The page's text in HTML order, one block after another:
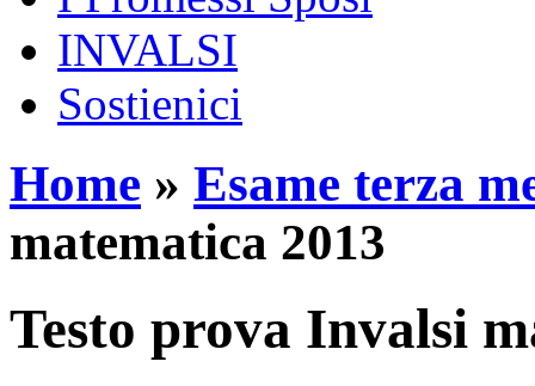
INVALSI
Sostienici
Home » Esame terza
matematica 2013
Testo prova Invalsi